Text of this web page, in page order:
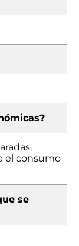
el consumo
se